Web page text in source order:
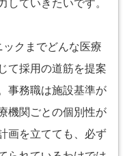
していきたいです。
クまでどんな医療
て採用の道筋を提案
事務職は施設基準が
機関ごとの個別性が
画を立てても、必ず